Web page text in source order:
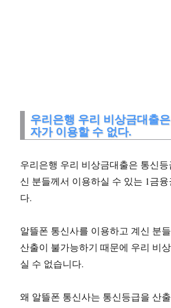
우리은행 우리 비상금대출
자가 이용할 수 없다.
우리은행 우리 비상금대출은 통신
신 분들께서 이용하실 수 있는 1금
다.
알뜰폰 통신사를 이용하고 계신 분
산출이 불가능하기 때문에 우리 비
실 수 없습니다.
왜 알뜰폰 통신사는 통신등급을 산